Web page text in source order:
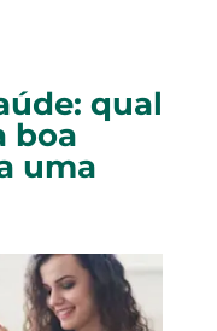
qual
boa
uma